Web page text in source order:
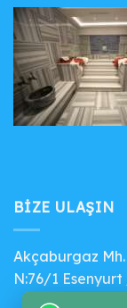
BIZE ULAŞIN
Akçaburgaz Mh.
N:76/1